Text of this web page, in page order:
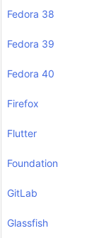
Fedora 38
Fedora 39
Fedora 40
Firefox
Flutter
Foundation
GitLab
Glassfish